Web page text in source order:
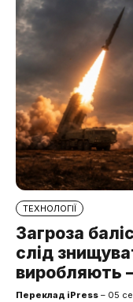
ТЕХНОЛОГІЇ
Загроза
слід
виробляють
Переклад iPress – 05